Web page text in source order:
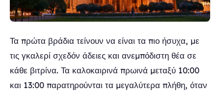
Τα πρώτα βράδια τείνουν να είναι τα πιο ήσυχα, με
τις γκαλερί σχεδόν άδειες και ανεμπόδιστη θέα σε
κάθε βιτρίνα. Τα καλοκαιρινά πρωινά μεταξύ 10:00
και 13:00 παρατηρούνται τα μεγαλύτερα πλήθη, όταν